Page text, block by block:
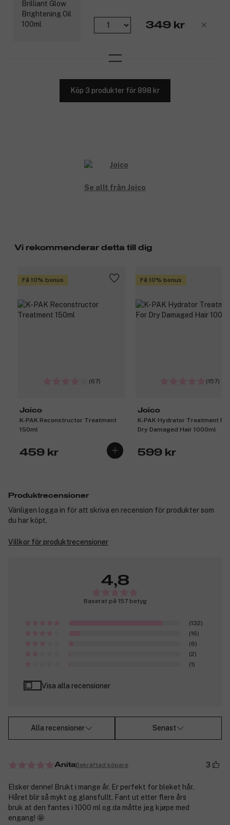
349 kr
Köp 3 produkter för 898 kr
Se allt från Joico
Vi rekommenderar detta till dig
Få 10% bonus
(67)
Joico
K-PAK Reconstructor Treatment
150ml
459 kr
Få 10% bonus
(157)
Joico
K-PAK Hydrator Treatment For
Dry Damaged Hair 1000ml
599 kr
Produktrecensioner
Vänligen logga in för att skriva en recension för produkter som
du har köpt.
Villkor för produktrecensioner
4,8
Baserat på 157 betyg
(132)
(16)
(6)
(2)
(1)
Visa alla recensioner
Alla recensioner Senast
AnitaBekräftad köpare 3
Elsker denne! Brukt i mange år. Er perfekt for bleket hår.
Håret blir så mykt og glansfullt. Fant ut etter flere års
bruk at den fantes i 1000 ml og da måtte jeg kjøpe med
engang! 🤩